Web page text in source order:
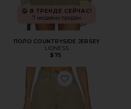
В ТРЕНДЕ СЕЙЧАС!
7 недавно продан
ПОЛО COUNTRYSIDE JERSEY
LIONESS
$75
Favorite ШОРТЫ WALKER